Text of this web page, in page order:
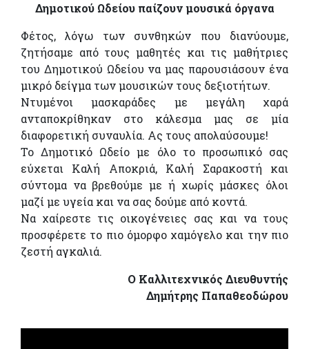
Δημοτικού Ωδείου παίζουν μουσικά όργανα
Φέτος, λόγω των συνθηκών που διανύουμε,
ζητήσαμε από τους μαθητές και τις μαθήτριες
του Δημοτικού Ωδείου να μας παρουσιάσουν ένα
μικρό δείγμα των μουσικών τους δεξιοτήτων.
Ντυμένοι μασκαράδες με μεγάλη χαρά
ανταποκρίθηκαν στο κάλεσμα μας σε μία
διαφορετική συναυλία. Ας τους απολαύσουμε!
Το Δημοτικό Ωδείο με όλο το προσωπικό σας
εύχεται Καλή Αποκριά, Καλή Σαρακοστή και
σύντομα να βρεθούμε με ή χωρίς μάσκες όλοι
μαζί με υγεία και να σας δούμε από κοντά.
Να χαίρεστε τις οικογένειες σας και να τους
προσφέρετε το πιο όμορφο χαμόγελο και την πιο
ζεστή αγκαλιά.
Ο Καλλιτεχνικός Διευθυντής
Δημήτρης Παπαθεοδώρου